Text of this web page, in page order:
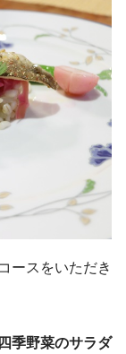
ースをいただき
季野菜のサラダ